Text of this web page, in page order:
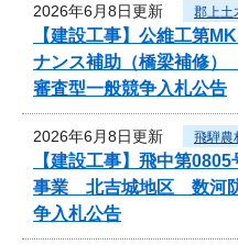
2026年6月8日更新 郡上土
【建設工事】公維工第
ナンス補助（橋梁補修）
審査型一般競争入札公告
2026年6月8日更新 飛騨農
【建設工事】飛中第
事業 北吉城地区 数河
争入札公告